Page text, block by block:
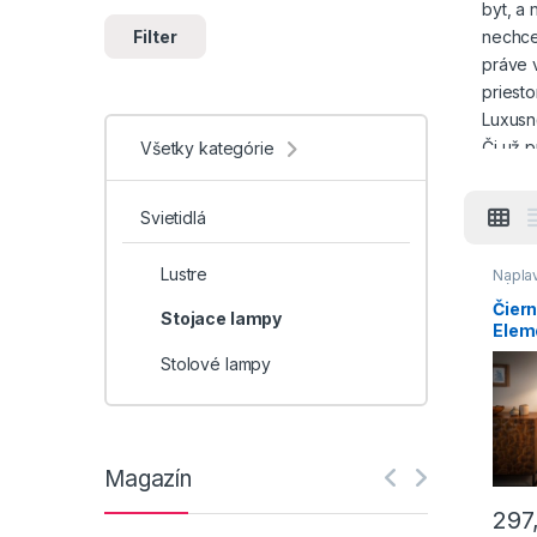
byt, a
práve
Či už
v
Série
Filter
Všetky kategórie
Svietidlá
Lustre
Stojace lampy
Stolové lampy
Magazín